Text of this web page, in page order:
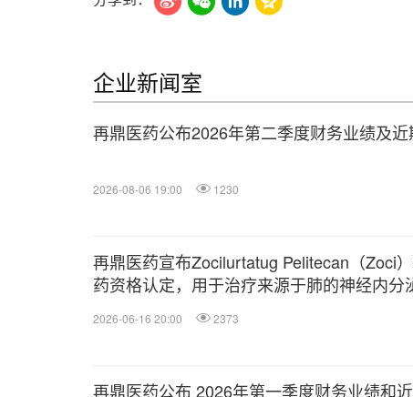
企业新闻室
再鼎医药公布2026年第二季度财务业绩及
2026-08-06 19:00 1230
再鼎医药宣布Zocilurtatug Pelitecan（Zoci
药资格认定，用于治疗来源于肺的神经内分
2026-06-16 20:00 2373
再鼎医药公布 2026年第一季度财务业绩和